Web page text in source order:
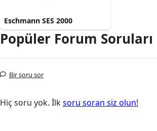
Eschmann SES 2000
Popüler Forum Soruları
Bir soru sor
Hiç soru yok. İlksoru soran siz olun!